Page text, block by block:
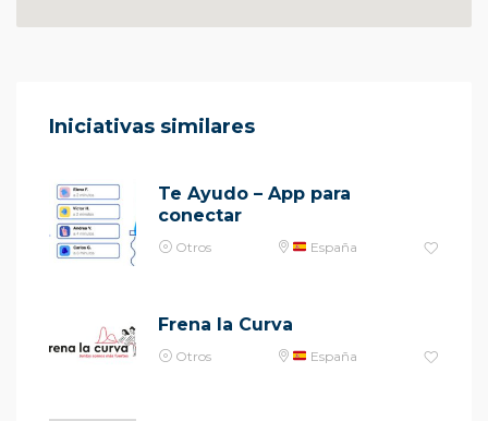
Iniciativas similares
Te Ayudo – App para
conectar
Otros España
Frena la Curva
Otros España